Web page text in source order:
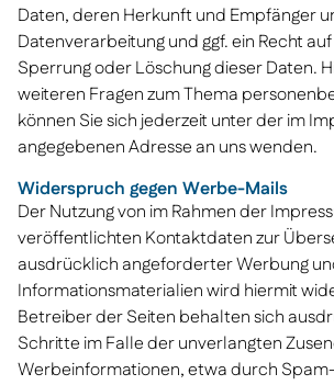
Daten, deren Herkunft und Empfänger
Datenverarbeitung und ggf. ein Recht
Sperrung oder Löschung dieser Daten.
weiteren Fragen zum Thema
können Sie sich jederzeit unter der im
angegebenen Adresse an uns wenden.
Widerspruch gegen Werbe-Mails
Der Nutzung von im Rahmen der
veröffentlichten Kontaktdaten zur
ausdrücklich angeforderter Werbung
Informationsmaterialien wird hiermit
Betreiber der Seiten behalten sich
Schritte im Falle der unverlangten
Werbeinformationen, etwa durch